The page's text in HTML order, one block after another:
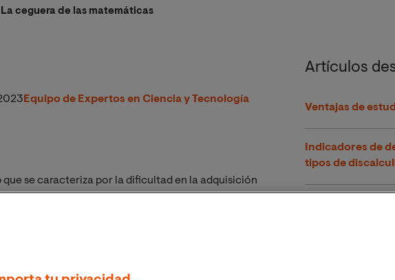
ceguera de las matemáticas
Equipo de Expertos en Ciencia y Tecnología
que se caracteriza por la dificultad en la adquisición
presentan una
matemático
y se calcula que afecta a un
niños que en niñas y hay una clara
Artículos
Ventajas de
Indicadores de
tipos de
Cómo
Nuevas